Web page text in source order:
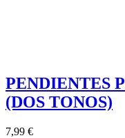
PENDIENTES
(DOS TONOS)
7,99 €